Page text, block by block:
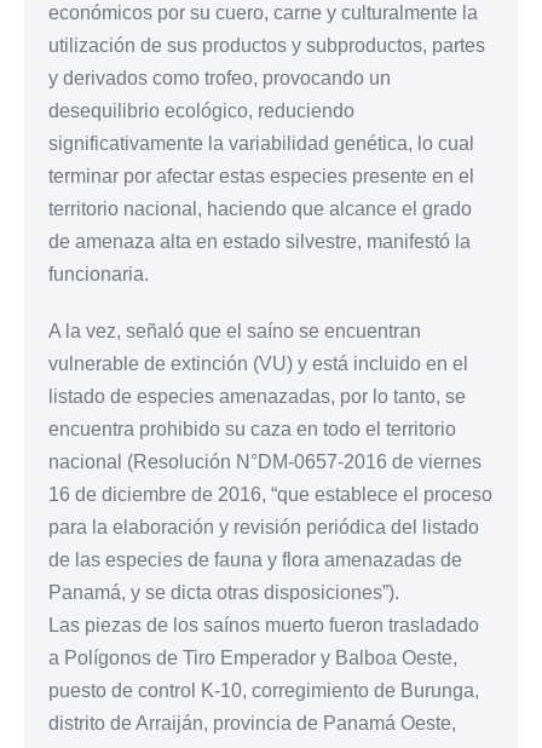
económicos por su cuero, carne y culturalmente la
utilización de sus productos y subproductos, partes
y derivados como trofeo, provocando un
desequilibrio ecológico, reduciendo
significativamente la variabilidad genética, lo cual
terminar por afectar estas especies presente en el
territorio nacional, haciendo que alcance el grado
de amenaza alta en estado silvestre, manifestó la
funcionaria.
A la vez, señaló que el saíno se encuentran
vulnerable de extinción (VU) y está incluido en el
listado de especies amenazadas, por lo tanto, se
encuentra prohibido su caza en todo el territorio
nacional (Resolución N°DM-0657-2016 de viernes
16 de diciembre de 2016, “que establece el proceso
para la elaboración y revisión periódica del listado
de las especies de fauna y flora amenazadas de
Panamá, y se dicta otras disposiciones”).
Las piezas de los saínos muerto fueron trasladado
a Polígonos de Tiro Emperador y Balboa Oeste,
puesto de control K-10, corregimiento de Burunga,
distrito de Arraiján, provincia de Panamá Oeste,